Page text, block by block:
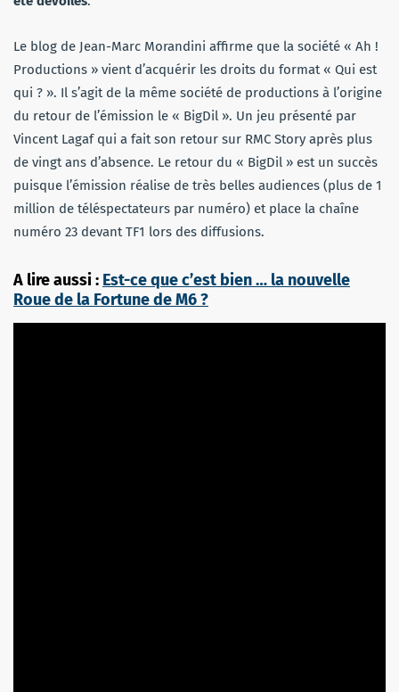
Le blog de Jean-Marc Morandini affirme que la société « Ah !
Productions » vient d’acquérir les droits du format « Qui est
qui ? ». Il s’agit de la même société de productions à l’origine
du retour de l’émission le « BigDil ». Un jeu présenté par
Vincent Lagaf qui a fait son retour sur RMC Story après plus
de vingt ans d’absence. Le retour du « BigDil » est un succès
puisque l’émission réalise de très belles audiences (plus de 1
million de téléspectateurs par numéro) et place la chaîne
numéro 23 devant TF1 lors des diffusions.
A lire aussi : Est-ce que c’est bien … la nouvelle
Roue de la Fortune de M6 ?